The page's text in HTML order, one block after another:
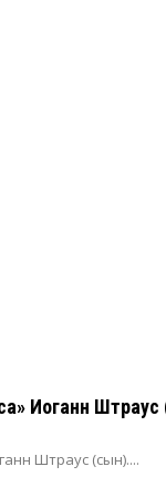
Иоганн
Штраус (сын)....